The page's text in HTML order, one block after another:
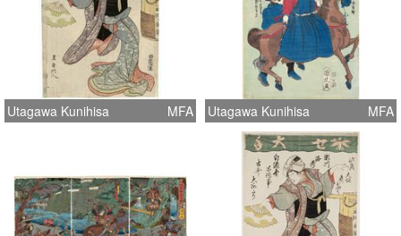
Utagawa Kunihisa MFA Utagawa Kunihisa MFA